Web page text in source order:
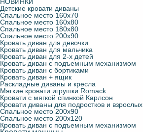
Детские кровати диваны
Спальное место 160х70
Спальное место 160х80
Спальное место 180х80
Спальное место 200х90
Кровать диван для девочки
Кровать диван для мальчика
Кровать диван для 2-х детей
Кровать диван с подъемным механизмом
Кровать диван с бортиками
Кровать диван + ящик
Раскладные диваны и кресла
Мягкие кровати игрушки Romack
Кровати с мягкой спинкой Карлсон
Кровати диваны для подростков и взрослых
Спальное место 200х90
Спальное место 200х120
Кровать диван с подъемным механизмом